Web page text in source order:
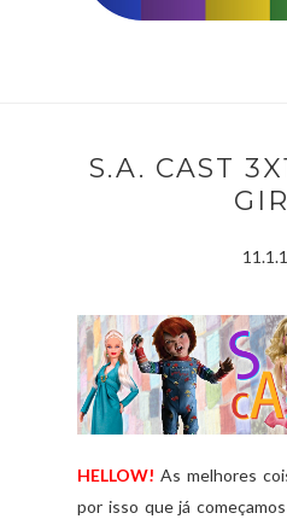
S.A. CAST
HELLOW! As melhores
por isso que já